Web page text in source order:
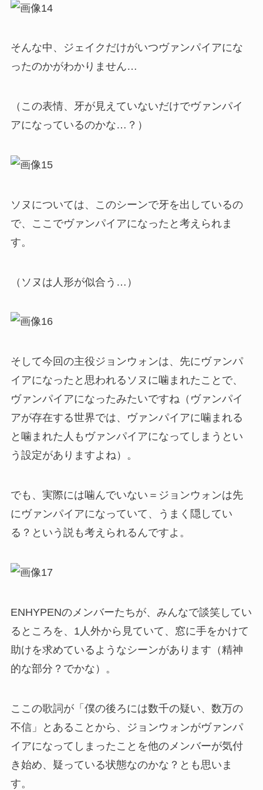
そんな中、ジェイクだけがいつヴァンパイアにな
ったのかがわかりません…
（この表情、牙が見えていないだけでヴァンパイ
アになっているのかな…？）
ソヌについては、このシーンで牙を出しているの
で、ここでヴァンパイアになったと考えられま
す。
（ソヌは人形が似合う…）
そして今回の主役ジョンウォンは、先にヴァンパ
イアになったと思われるソヌに噛まれたことで、
ヴァンパイアになったみたいですね（ヴァンパイ
アが存在する世界では、ヴァンパイアに噛まれる
と噛まれた人もヴァンパイアになってしまうとい
う設定がありますよね）。
でも、実際には噛んでいない＝ジョンウォンは先
にヴァンパイアになっていて、うまく隠してい
る？という説も考えられるんですよ。
ENHYPENのメンバーたちが、みんなで談笑してい
るところを、1人外から見ていて、窓に手をかけて
助けを求めているようなシーンがあります（精神
的な部分？でかな）。
ここの歌詞が「僕の後ろには数千の疑い、数万の
不信」とあることから、ジョンウォンがヴァンパ
イアになってしまったことを他のメンバーが気付
き始め、疑っている状態なのかな？とも思いま
す。